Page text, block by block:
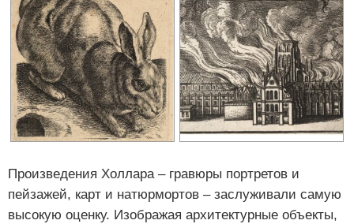
Произведения Холлара – гравюры портретов и
пейзажей, карт и натюрмортов – заслуживали самую
высокую оценку. Изображая архитектурные объекты,